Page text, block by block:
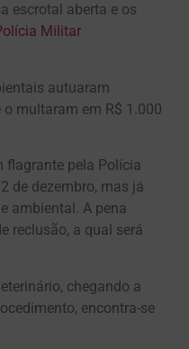
escrotal aberta e os
Militar
autuaram
multaram em R$ 1.000
flagrante pela Polícia
de dezembro, mas já
ambiental. A pena
reclusão, a qual será
chegando a
encontra-se